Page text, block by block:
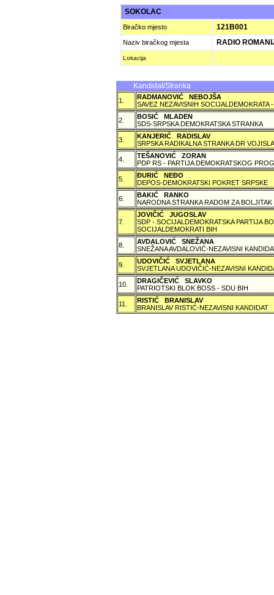
SOKOLAC
Biračko mjesto 121B001
Naziv biračkog mjesta RADIO
Lokacija
Kandidat/Stranka
1.
RADMANOVIĆ NEBOJŠA
SAVEZ NEZAVISNIH SOCIJALDEMOKRATA
2.
BOSIĆ MLADEN
SDS-SRPSKA DEMOKRATSKA STRANKA
3.
KANJERIĆ RADISLAV
SRPSKA RADIKALNA STRANKA DR
4.
TEŠANOVIĆ ZORAN
PDP RS - PARTIJA DEMOKRATSKOG
5.
ÐURIĆ NEÐO
DEPOS-DEMOKRATSKI POKRET SRPSKE
6.
BAKIĆ RANKO
NARODNA STRANKA RADOM ZA BOLJITAK
7.
JOVIČIĆ JUGOSLAV
SDP - SOCIJALDEMOKRATSKA PARTIJA
SOCIJALDEMOKRATI BIH
8.
AVDALOVIĆ SNEŽANA
SNEŽANA AVDALOVIĆ-NEZAVISNI
9.
UDOVIČIĆ SVJETLANA
SVJETLANA UDOVIČIĆ-NEZAVISNI
10.
DRAGIČEVIĆ SLAVKO
PATRIOTSKI BLOK BOSS - SDU BIH
11.
RISTIĆ BRANISLAV
BRANISLAV RISTIĆ-NEZAVISNI KANDIDAT